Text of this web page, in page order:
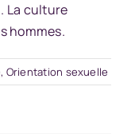
La culture
hommes.
, Orientation sexuelle